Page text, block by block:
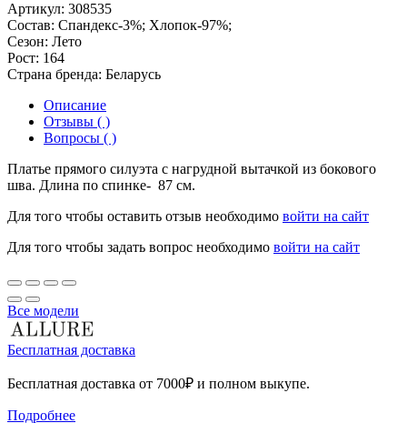
Артикул: 308535
Состав: Спандекс-3%; Хлопок-97%;
Сезон: Лето
Рост: 164
Страна бренда: Беларусь
Описание
Отзывы ( )
Вопросы ( )
Платье прямого силуэта с нагрудной вытачкой из бокового
шва. Длина по спинке- 87 см.
Для того чтобы оставить отзыв необходимо войти на сайт
Для того чтобы задать вопрос необходимо войти на сайт
Все модели
Бесплатная доставка
Бесплатная доставка от 7000₽ и полном выкупе.
Подробнее